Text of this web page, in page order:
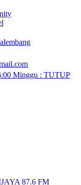
Minggu : TUTUP
87.6 FM